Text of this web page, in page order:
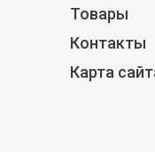
Товары
Контакты
Карта